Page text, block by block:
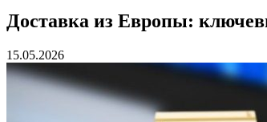
Доставка из Европы:
15.05.2026